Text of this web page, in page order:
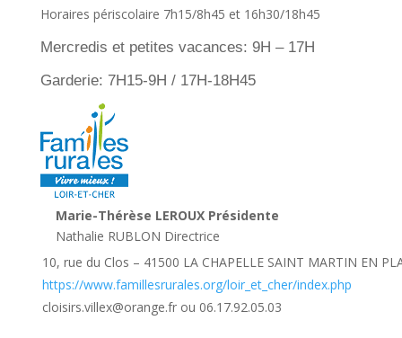
Horaires périscolaire 7h15/8h45 et 16h30/18h45
Mercredis et petites vacances: 9H – 17H
Garderie: 7H15-9H / 17H-18H45
Marie-Thérèse LEROUX Présidente
Nathalie RUBLON Directrice
10, rue du Clos – 41500 LA CHAPELLE SAINT MARTIN EN
https://www.famillesrurales.org/loir_et_cher/index.php
cloisirs.villex@orange.fr ou 06.17.92.05.03